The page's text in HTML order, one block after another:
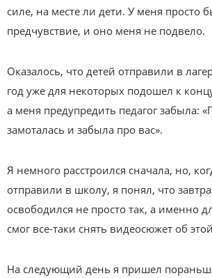
силе, на месте ли дети. У меня просто
предчувствие, и оно меня не подвело.
Оказалось, что детей отправили в
год уже для некоторых подошел к
а меня предупредить педагог забыла:
замоталась и забыла про вас».
Я немного расстроился сначала, но,
отправили в школу, я понял, что
освободился не просто так, а именно
смог все-таки снять видеосюжет об
На следующий день я пришел